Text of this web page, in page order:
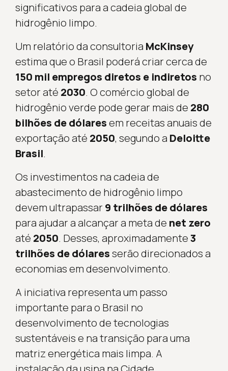
significativos para a cadeia global de
hidrogênio limpo.
Um relatório da consultoria McKinsey
estima que o Brasil poderá criar cerca de
150 mil empregos diretos e indiretos no
setor até 2030. O comércio global de
hidrogênio verde pode gerar mais de 280
bilhões de dólaresem receitas anuais de
exportação até 2050, segundo a Deloitte
Brasil.
Os investimentos na cadeia de
abastecimento de hidrogênio limpo
devem ultrapassar 9 trilhões de dólares
para ajudar a alcançar a meta de net zero
até 2050. Desses, aproximadamente3
trilhões de dólaresserão direcionados a
economias em desenvolvimento.
A iniciativa representa um passo
importante para o Brasil no
desenvolvimento de tecnologias
sustentáveis e na transição para uma
matriz energética mais limpa. A